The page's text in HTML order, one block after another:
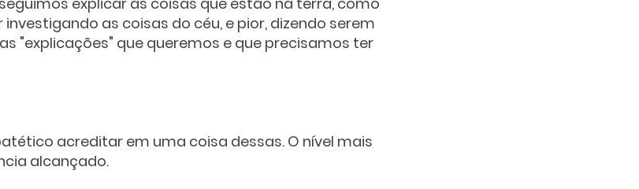
as coisas do céu, e pior, dizendo serem
"explicações" que queremos e que precisamos ter
acreditar em uma coisa dessas. O nível mais
alcançado.